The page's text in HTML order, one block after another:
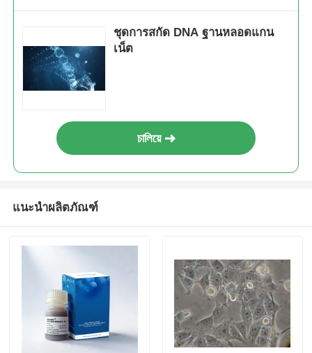
ชุดการสกัด DNA ฐานหลอดแกน
เน็ต
চালিয়ে
แนะนำผลิตภัณฑ์